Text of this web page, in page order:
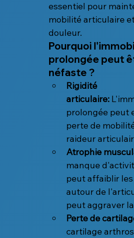
essentiel pour
mobilité articulaire
douleur.
Pourquoi
prolongée peut
néfaste ?
Rigidité
articulaire:
prolongée peut
perte de
raideur
Atrophie
manque
peut affaiblir
autour de
peut aggraver
Perte de
cartilage